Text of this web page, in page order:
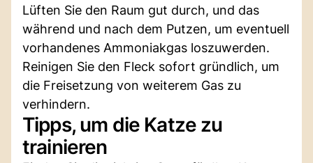
Lüften Sie den Raum gut durch, und das
während und nach dem Putzen, um eventuell
vorhandenes Ammoniakgas loszuwerden.
Reinigen Sie den Fleck sofort gründlich, um
die Freisetzung von weiterem Gas zu
verhindern.
Tipps, um die Katze zu
trainieren